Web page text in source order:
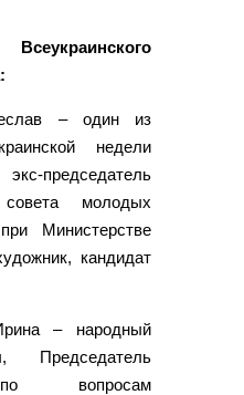
– один из
недели
совета молодых
Министерстве
кандидат
– народный
Председатель
вопросам